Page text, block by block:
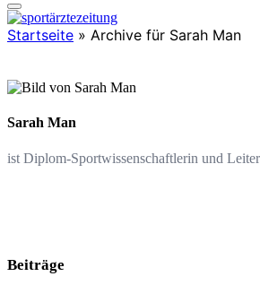
Startseite » Archive für Sarah Man
Sarah Man
ist Diplom-Sportwissenschaftlerin und
Beiträge